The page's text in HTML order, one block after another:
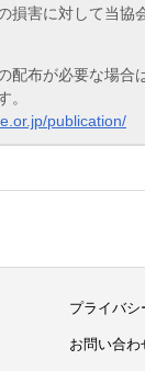
損害に対して当協
配布が必要な場合
。
publication/
プライバシ
お問い合わ